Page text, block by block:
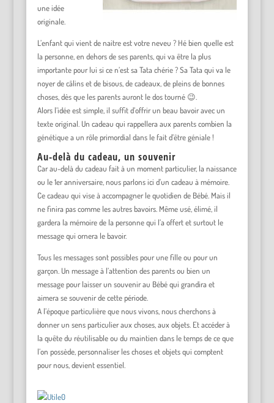
une idée
originale.
L’enfant qui vient de naitre est votre neveu ? Hé bien quelle est
la personne, en dehors de ses parents, qui va être la plus
importante pour lui si ce n’est sa Tata chérie ? Sa Tata qui va le
noyer de câlins et de bisous, de cadeaux, de pleins de bonnes
choses, dès que les parents auront le dos tourné 😉.
Alors l’idée est simple, il suffit d’offrir un beau bavoir avec un
texte original. Un cadeau qui rappellera aux parents combien la
génétique a un rôle primordial dans le fait d’être géniale !
Au-delà du cadeau, un souvenir
Car au-delà du cadeau fait à un moment particulier, la naissance
ou le 1er anniversaire, nous parlons ici d’un cadeau à mémoire.
Ce cadeau qui vise à accompagner le quotidien de Bébé. Mais il
ne finira pas comme les autres bavoirs. Même usé, élimé, il
gardera la mémoire de la personne qui l’a offert et surtout le
message qui ornera le bavoir.
Tous les messages sont possibles pour une fille ou pour un
garçon. Un message à l’attention des parents ou bien un
message pour laisser un souvenir au Bébé qui grandira et
aimera se souvenir de cette période.
A l’époque particulière que nous vivons, nous cherchons à
donner un sens particulier aux choses, aux objets. Et accéder à
la quête du réutilisable ou du maintien dans le temps de ce que
l’on possède, personnaliser les choses et objets qui comptent
pour nous, devient essentiel.
0